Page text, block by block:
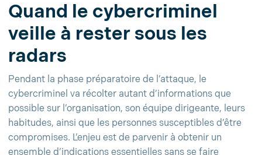
Quand le cybercriminel
veille à rester sous les
radars
Pendant la phase préparatoire de l’attaque, le
cybercriminel va récolter autant d’informations que
possible sur l’organisation, son équipe dirigeante, leurs
habitudes, ainsi que les personnes susceptibles d’être
compromises. L’enjeu est de parvenir à obtenir un
ensemble d’indications essentielles sans se faire